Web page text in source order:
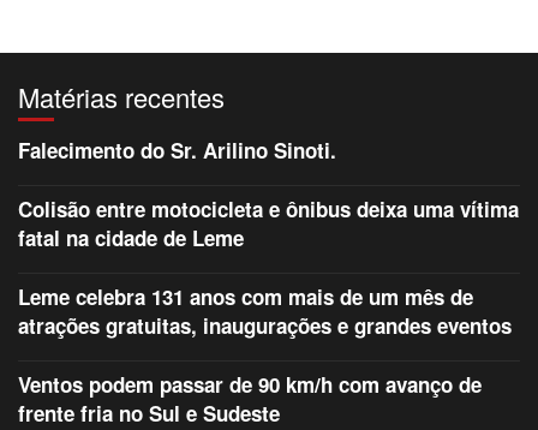
Matérias recentes
Falecimento do Sr. Arilino Sinoti.
Colisão entre motocicleta e ônibus deixa uma vítima
fatal na cidade de Leme
Leme celebra 131 anos com mais de um mês de
atrações gratuitas, inaugurações e grandes eventos
Ventos podem passar de 90 km/h com avanço de
frente fria no Sul e Sudeste